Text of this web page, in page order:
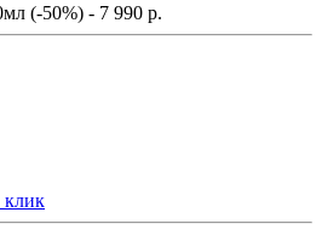
(-50%) - 7 990 р.
клик